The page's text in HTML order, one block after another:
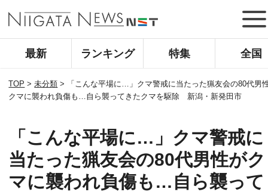
最新 ランキング 特集 全国
TOP >未分類 >
「こんな平場に…」クマ警戒に当たった猟友会の80代男
クマに襲われ負傷も…自ら襲ってきたクマを駆除 新潟・新発田市
「こんな平場に…」クマ警戒に
当たった猟友会の80代男性がク
マに襲われ負傷も…自ら襲って